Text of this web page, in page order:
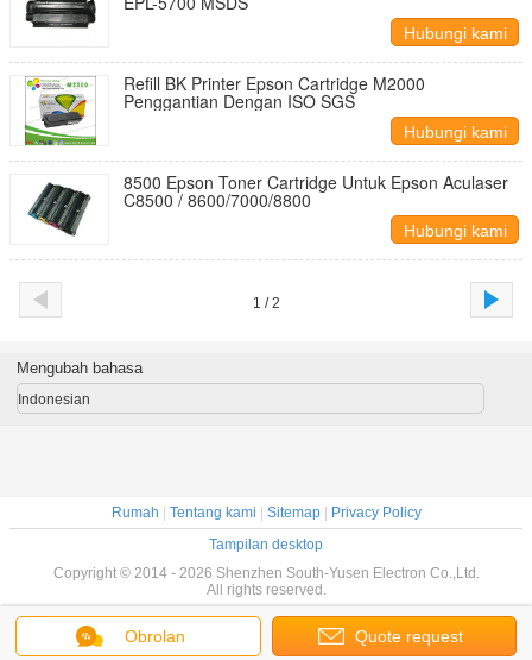
Hubungi kami
Refill BK Printer Epson Cartridge M2000
Penggantian Dengan ISO SGS
Hubungi kami
8500 Epson Toner Cartridge Untuk Epson Aculaser
C8500 / 8600/7000/8800
Hubungi kami
1 / 2
Obrolan Quote request
Mengubah bahasa
Indonesian
Rumah Tentang kami Sitemap|
Privacy Policy
Tampilan desktop
Copyright © 2014 - 2026 Shenzhen South-Yusen Electron Co.,Ltd.
All rights reserved.